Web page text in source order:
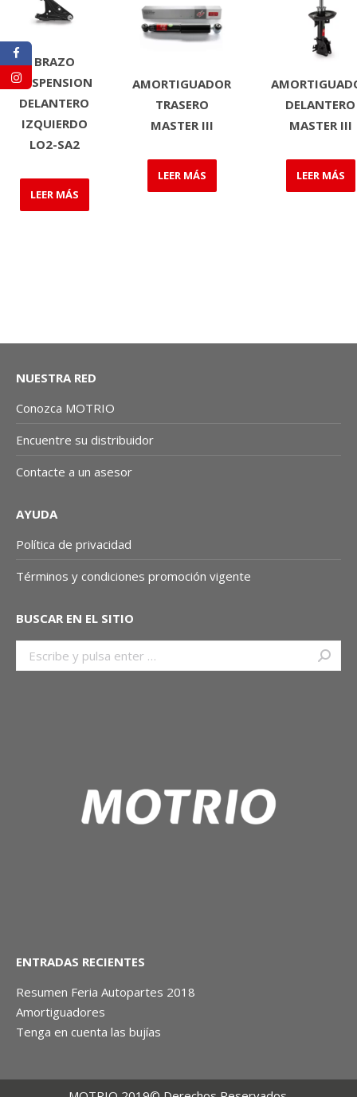
BRAZO
SUSPENSION
DELANTERO
IZQUIERDO
LO2-SA2
LEER MÁS
AMORTIGUADOR
TRASERO
MASTER III
LEER MÁS
DELANTERO
MASTER III
LEER MÁS
NUESTRA RED
Conozca MOTRIO
Encuentre su distribuidor
Contacte a un asesor
AYUDA
Política de privacidad
Términos y condiciones promoción vigente
BUSCAR EN EL SITIO
ENTRADAS RECIENTES
Resumen Feria Autopartes 2018
Amortiguadores
Tenga en cuenta las bujías